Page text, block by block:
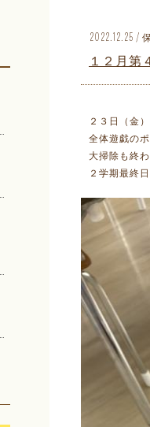
2022.12.25 /
１２月第
２３日（金
全体遊戯の
大掃除も終
２学期最終